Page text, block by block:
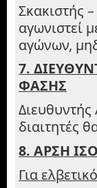
Σκακιστής
αγωνιστεί
αγώνων,
7.
ΦΑΣΗΣ
διαιτητές
8. ΑΡΣΗ
Για